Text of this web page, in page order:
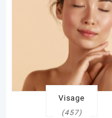
Visage
(457)